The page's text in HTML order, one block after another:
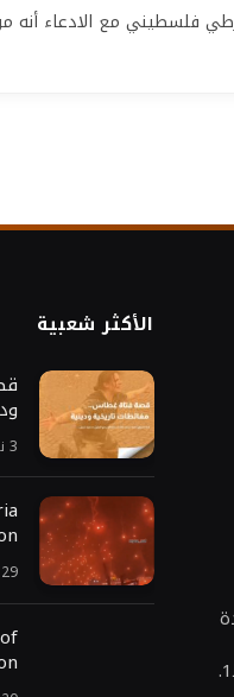
فلسطيني مع الادعاء أنه
الأكثر شعبية
3 نوفمبر، 2021
29 أغسطس، 2024